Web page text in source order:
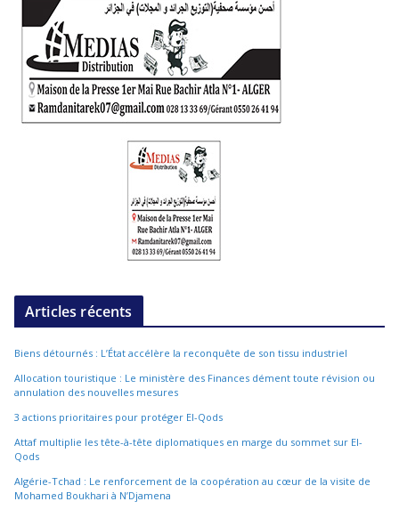
Articles récents
Biens détournés : L’État accélère la reconquête de son tissu industriel
Allocation touristique : Le ministère des Finances dément toute révision ou
annulation des nouvelles mesures
3 actions prioritaires pour protéger El-Qods
Attaf multiplie les tête-à-tête diplomatiques en marge du sommet sur El-
Qods
Algérie-Tchad : Le renforcement de la coopération au cœur de la visite de
Mohamed Boukhari à N’Djamena